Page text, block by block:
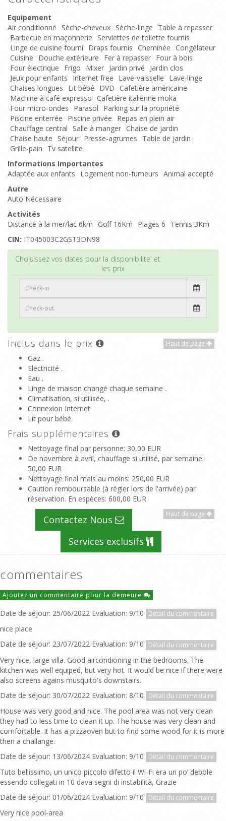
Equipement
Air conditionné
Sèche-cheveux Sèche-linge
Table à repasser
Barbecue en maçonnerie
Serviettes de toilette fournis
Linge de cuisine fourni
Draps fournis Cheminée Congélateur
Cuisine
Douche extérieure Fer à repasser Four à bois
Four électrique
Frigo Mixer Jardin privé
Jardin clos
Jeux pour enfants
Internet free Lave-vaisselle
Lave-linge
Chaises longues
Lit bébé DVD
Cafetière américaine
Machine à café expresso Cafetière italienne moka
Four micro-ondes
Parasol
Parking sur la propriété
Piscine enterrée
Piscine privée
Repas en plein air
Chauffage central
Salle à manger Chaise de jardin
Chaise haute Séjour Presse-agrumes
Table de jardin
Grille-pain
Tv satellite
Informations Importantes
Adaptée aux enfants
Logement non-fumeurs Animal accepté
Autre
Auto Nécessaire
Activités
Distance à la mer/lac 6km
Golf 16Km Plages 6
Tennis 3Km
CIN: IT045003C2GST3DN98
Choisissez vos dates pour la disponibilite' et
les prix
Haut de page
Inclus dans le prix
Gaz .
Electricité .
Eau .
Linge de maison changé chaque semaine .
Climatisation, si utilisée, .
Connexion Internet
Lit pour bébé
Frais supplémentaires
Nettoyage final par personne: 30,00 EUR
De novembre à avril, chauffage si utilisé, par semaine:
50,00 EUR
Nettoyage final mais au moins: 250,00 EUR
Caution remboursable (à régler lors de l'arrivée) par
réservation. En espèces: 600,00 EUR
Haut de page
Contactez Nous
Services exclusifs
commentaires
Ajoutez un commentaire pour la demeure
Date de séjour: 25/06/2022 Evaluation: 9/10 Détail du commentaire
nice place
Date de séjour: 23/07/2022 Evaluation: 9/10
Détail du commentaire
Very nice, large villa. Good aircondioning in the bedrooms. The
kitchen was well equiped, but very hot. It would be nice if there were
also screens agains musquito's downstairs.
Date de séjour: 30/07/2022 Evaluation: 8/10
Détail du commentaire
House was very good and nice. The pool area was not very clean
they had to less time to clean it up. The house was very clean and
comfortable. It has a pizzaoven but to find some wood for it is more
then a challange.
Date de séjour: 13/06/2024 Evaluation: 9/10
Détail du commentaire
Tuto bellissimo, un unico piccolo difetto il Wi-Fi era un po’ debole
essendo collegati in 10 dava segni di instabilità, Grazie
Date de séjour: 01/06/2024 Evaluation: 9/10
Détail du commentaire
Very nice pool-area